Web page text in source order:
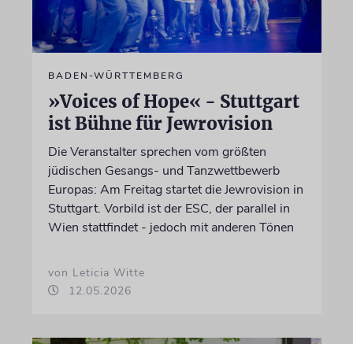
BADEN-WÜRTTEMBERG
»Voices of Hope« - Stuttgart
ist Bühne für Jewrovision
Die Veranstalter sprechen vom größten
jüdischen Gesangs- und Tanzwettbewerb
Europas: Am Freitag startet die Jewrovision in
Stuttgart. Vorbild ist der ESC, der parallel in
Wien stattfindet - jedoch mit anderen Tönen
von Leticia Witte
12.05.2026